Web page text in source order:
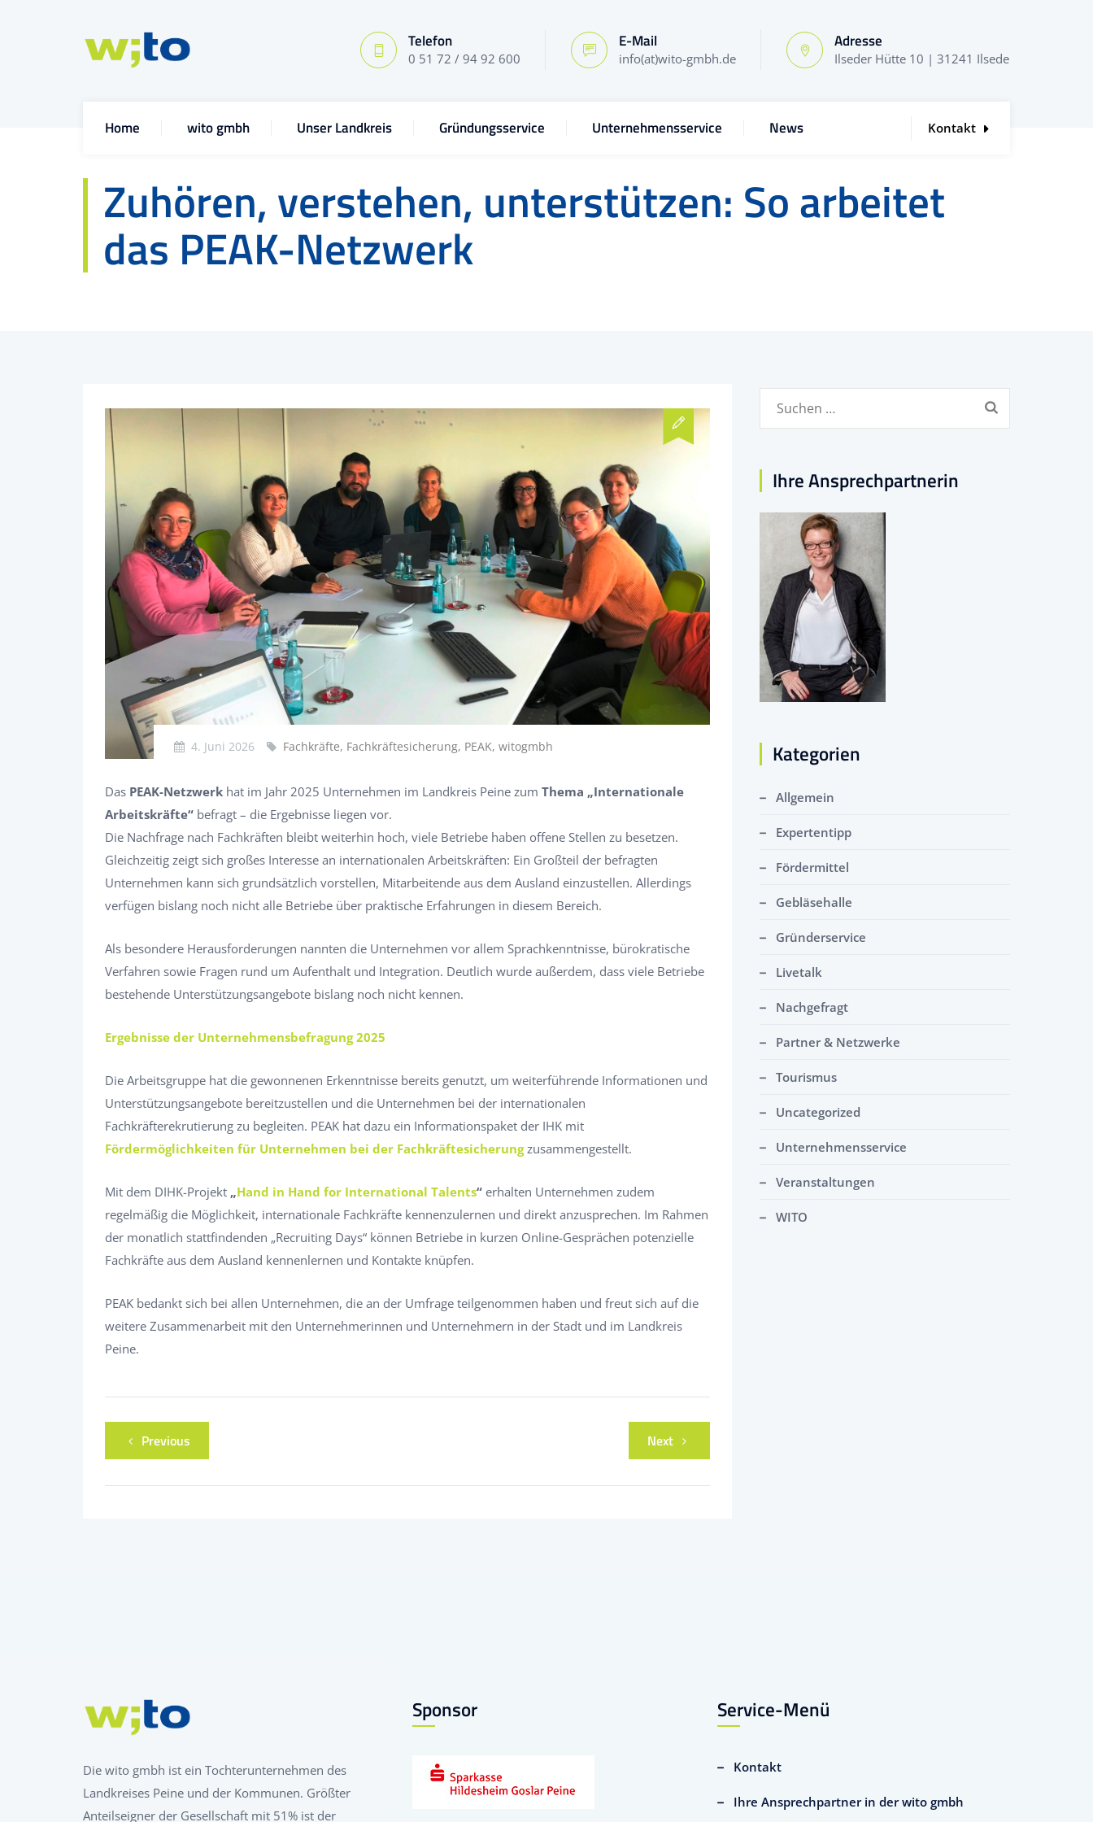
Telefon
0 51 72 / 94 92 600
E-Mail
info(at)wito-gmbh.de
Adresse
Ilseder Hütte 10 | 31241 Ilsede
Home wito gmbh Unser Landkreis Gründungsservice Unternehmensservice News Kontakt
Zuhören, verstehen, unterstützen: So arbeitet
das PEAK-Netzwerk
4. Juni 2026 Fachkräfte, Fachkräftesicherung, PEAK, witogmbh
Das PEAK-Netzwerk hat im Jahr 2025 Unternehmen im Landkreis Peine zum Thema „Internationale
Arbeitskräfte“ befragt – die Ergebnisse liegen vor.
Die Nachfrage nach Fachkräften bleibt weiterhin hoch, viele Betriebe haben offene Stellen zu besetzen.
Gleichzeitig zeigt sich großes Interesse an internationalen Arbeitskräften: Ein Großteil der befragten
Unternehmen kann sich grundsätzlich vorstellen, Mitarbeitende aus dem Ausland einzustellen. Allerdings
verfügen bislang noch nicht alle Betriebe über praktische Erfahrungen in diesem Bereich.
Als besondere Herausforderungen nannten die Unternehmen vor allem Sprachkenntnisse, bürokratische
Verfahren sowie Fragen rund um Aufenthalt und Integration. Deutlich wurde außerdem, dass viele Betriebe
bestehende Unterstützungsangebote bislang noch nicht kennen.
Ergebnisse der Unternehmensbefragung 2025
Die Arbeitsgruppe hat die gewonnenen Erkenntnisse bereits genutzt, um weiterführende Informationen und
Unterstützungsangebote bereitzustellen und die Unternehmen bei der internationalen
Fachkräfterekrutierung zu begleiten. PEAK hat dazu ein Informationspaket der IHK mit
Fördermöglichkeiten für Unternehmen bei der Fachkräftesicherungzusammengestellt.
Mit dem DIHK-Projekt „Hand in Hand for International Talents“ erhalten Unternehmen zudem
regelmäßig die Möglichkeit, internationale Fachkräfte kennenzulernen und direkt anzusprechen. Im Rahmen
der monatlich stattfindenden „Recruiting Days“ können Betriebe in kurzen Online-Gesprächen potenzielle
Fachkräfte aus dem Ausland kennenlernen und Kontakte knüpfen.
PEAK bedankt sich bei allen Unternehmen, die an der Umfrage teilgenommen haben und freut sich auf die
weitere Zusammenarbeit mit den Unternehmerinnen und Unternehmern in der Stadt und im Landkreis
Peine.
Previous Next
Suchen
Ihre Ansprechpartnerin
Kategorien
Allgemein
Expertentipp
Fördermittel
Gebläsehalle
Gründerservice
Livetalk
Nachgefragt
Partner & Netzwerke
Tourismus
Uncategorized
Unternehmensservice
Veranstaltungen
WITO
Die wito gmbh ist ein Tochterunternehmen des
Landkreises Peine und der Kommunen. Größter
Anteilseigner der Gesellschaft mit 51% ist der
Sponsor Service-Menü
Kontakt
Ihre Ansprechpartner in der wito gmbh